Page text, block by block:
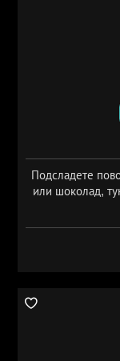
Подсладете
или шоколад,